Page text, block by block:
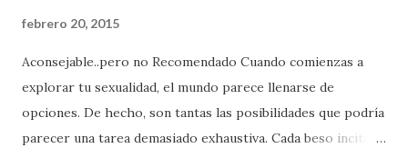
febrero 20, 2015
Aconsejable..pero no Recomendado Cuando comienzas a
explorar tu sexualidad, el mundo parece llenarse de
opciones. De hecho, son tantas las posibilidades que podría
parecer una tarea demasiado exhaustiva. Cada beso incita